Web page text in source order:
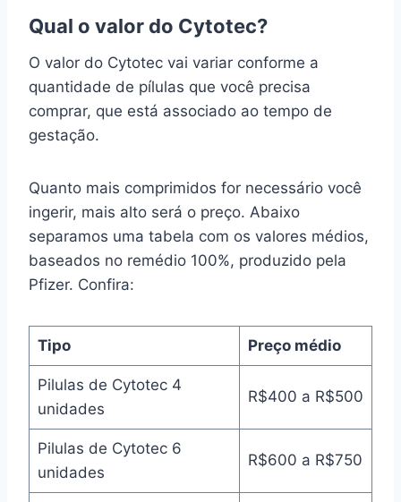
Qual o valor do Cytotec?
O valor do Cytotec vai variar conforme a
quantidade de pílulas que você precisa
comprar, que está associado ao tempo de
gestação.
Quanto mais comprimidos for necessário você
ingerir, mais alto será o preço. Abaixo
separamos uma tabela com os valores médios,
baseados no remédio 100%, produzido pela
Pfizer. Confira:
Tipo Preço médio
Pilulas de Cytotec 4
unidades
R$400 a R$500
Pilulas de Cytotec 6
unidades
R$600 a R$750